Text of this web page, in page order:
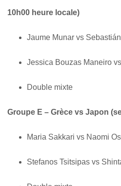
10h00 heure locale)
Jaume Munar vs
Jessica Bouzas Maneiro
Double mixte
Groupe E – Grèce vs Japon
Maria Sakkari vs Naomi
Stefanos Tsitsipas vs